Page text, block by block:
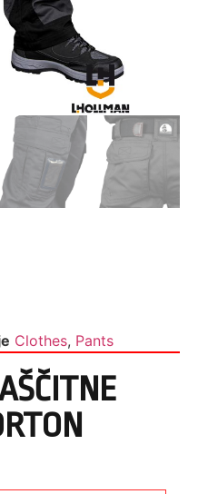
Clothes, Pants